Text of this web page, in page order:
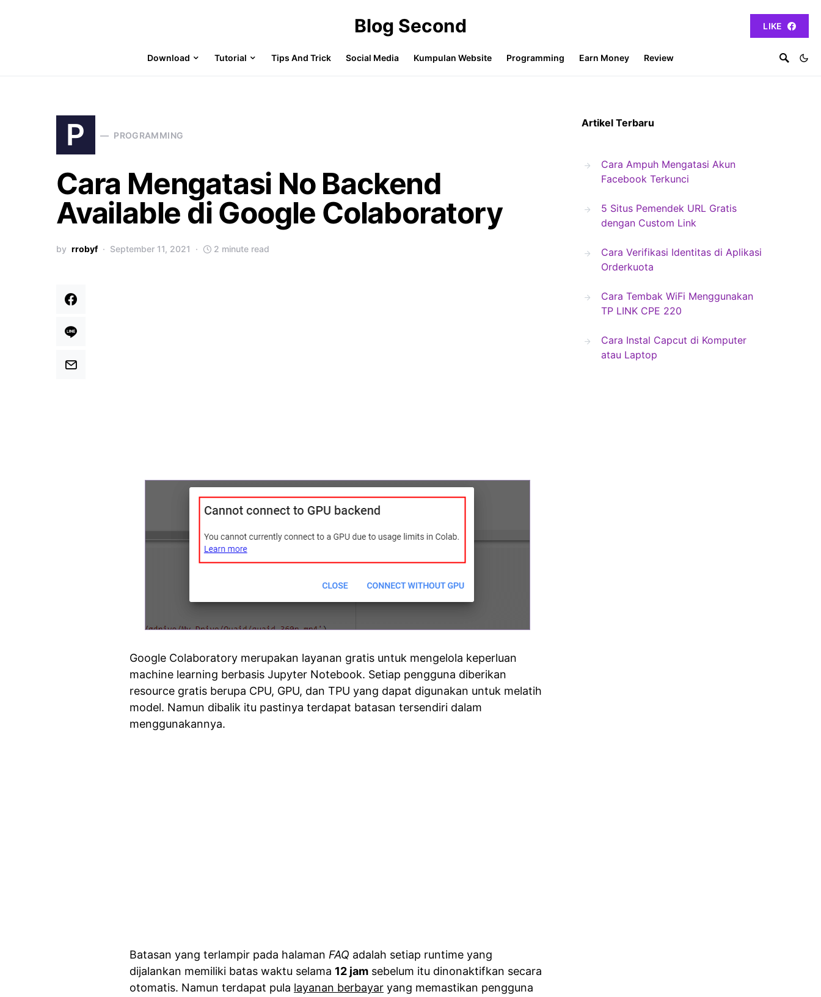
Blog Second LIKE
Download Tutorial Tips And Trick Social Media Kumpulan Website Programming Earn Money Review
P PROGRAMMING
Cara Mengatasi No Backend
Available di Google Colaboratory
by rrobyf September 11, 2021 2 minute read
Google Colaboratory merupakan layanan gratis untuk mengelola keperluan
machine learning berbasis Jupyter Notebook. Setiap pengguna diberikan
resource gratis berupa CPU, GPU, dan TPU yang dapat digunakan untuk melatih
model. Namun dibalik itu pastinya terdapat batasan tersendiri dalam
menggunakannya.
Batasan yang terlampir pada halaman FAQ adalah setiap runtime yang
dijalankan memiliki batas waktu selama 12 jam sebelum itu dinonaktifkan secara
otomatis. Namun terdapat pula layanan berbayar yang memastikan pengguna
Artikel Terbaru
Cara Ampuh Mengatasi Akun
Facebook Terkunci
5 Situs Pemendek URL Gratis
dengan Custom Link
Cara Verifikasi Identitas di Aplikasi
Orderkuota
Cara Tembak WiFi Menggunakan
TP LINK CPE 220
Cara Instal Capcut di Komputer
atau Laptop